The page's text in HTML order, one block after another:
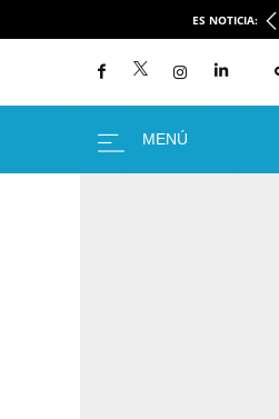
ES NOTICIA: